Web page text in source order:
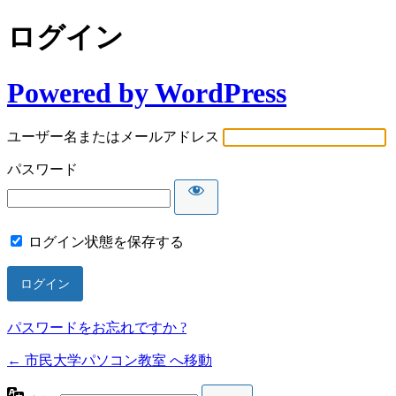
ログイン
Powered by WordPress
ユーザー名またはメールアドレス
パスワード
ログイン状態を保存する
パスワードをお忘れですか ?
← 市民大学パソコン教室 へ移動